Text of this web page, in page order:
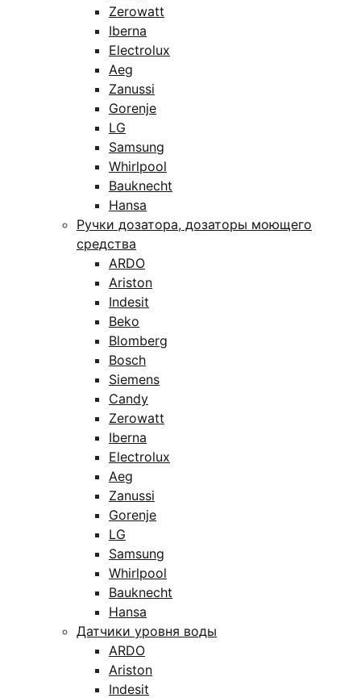
Zerowatt
Iberna
Electrolux
Aeg
Zanussi
Gorenje
LG
Samsung
Whirlpool
Bauknecht
Hansa
Ручки дозатора, дозаторы моющего
средства
ARDO
Ariston
Indesit
Beko
Blomberg
Bosch
Siemens
Candy
Zerowatt
Iberna
Electrolux
Aeg
Zanussi
Gorenje
LG
Samsung
Whirlpool
Bauknecht
Hansa
Датчики уровня воды
ARDO
Ariston
Indesit